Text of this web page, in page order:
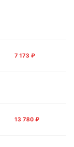
7 173 ₽
13 780 ₽